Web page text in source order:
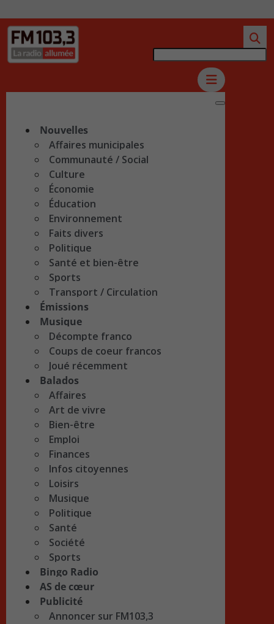
Nouvelles
Affaires municipales
Communauté / Social
Culture
Économie
Éducation
Environnement
Faits divers
Politique
Santé et bien-être
Sports
Transport / Circulation
Émissions
Musique
Décompte franco
Coups de coeur francos
Joué récemment
Balados
Affaires
Art de vivre
Bien-être
Emploi
Finances
Infos citoyennes
Loisirs
Musique
Politique
Santé
Société
Sports
Bingo Radio
AS de cœur
Publicité
Annoncer sur FM103,3